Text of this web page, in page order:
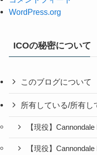
WordPress.org
ICOの秘密について
このブログについて
所有している/所有し
【現役】
【現役】